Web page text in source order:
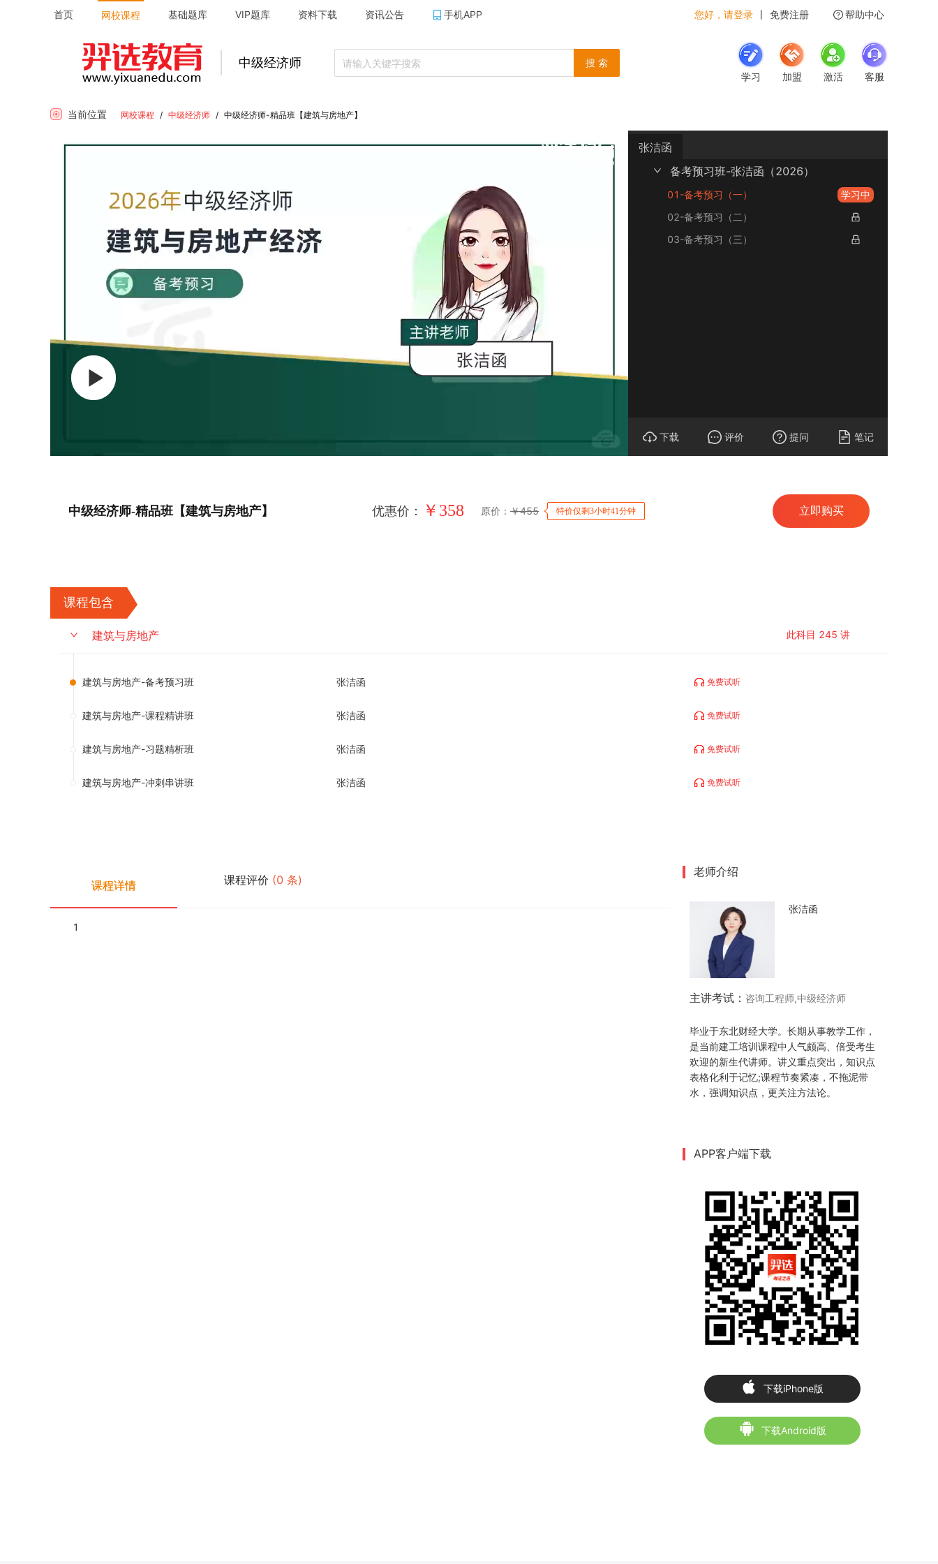
首页 网校课程 基础题库 VIP题库 资料下载 资讯公告 手机APP 您好，请登录 丨 免费注册 帮助中心
中级经济师
搜 索
学习
加盟 激活 客服
当前位置 网校课程 / 中级经济师 / 中级经济师-精品班【建筑与房地产】
张洁函
备考预习班-张洁函（2026）
01-备考预习（一）
学习中
02-备考预习（二）
03-备考预习（三）
下载 评价 提问 笔记
中级经济师-精品班【建筑与房地产】 优惠价： ￥ 358 原价： ￥455 特价仅剩3小时41分钟 立即购买
课程包含
建筑与房地产 此科目 245 讲
建筑与房地产-备考预习班 张洁函 免费试听
建筑与房地产-课程精讲班 张洁函 免费试听
建筑与房地产-习题精析班 张洁函 免费试听
建筑与房地产-冲刺串讲班 张洁函 免费试听
课程详情 课程评价 (0 条)
1
老师介绍
张洁函
主讲考试： 咨询工程师,中级经济师
毕业于东北财经大学。长期从事教学工作，
是当前建工培训课程中人气颇高、倍受考生
欢迎的新生代讲师。讲义重点突出，知识点
表格化利于记忆;课程节奏紧凑，不拖泥带
水，强调知识点，更关注方法论。
APP客户端下载
下载iPhone版
下载Android版